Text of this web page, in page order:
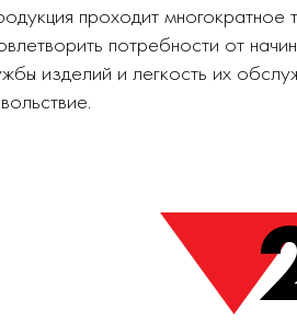
проходит
потребности от
изделий и легкость их